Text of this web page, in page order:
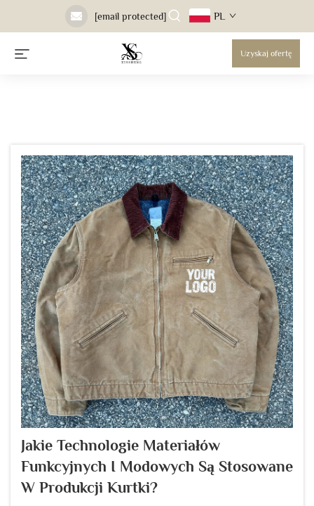
[email protected] PL
Uzyskaj ofertę
Jakie Technologie Materiałów
Funkcyjnych I Modowych Są Stosowane
W Produkcji Kurtki?